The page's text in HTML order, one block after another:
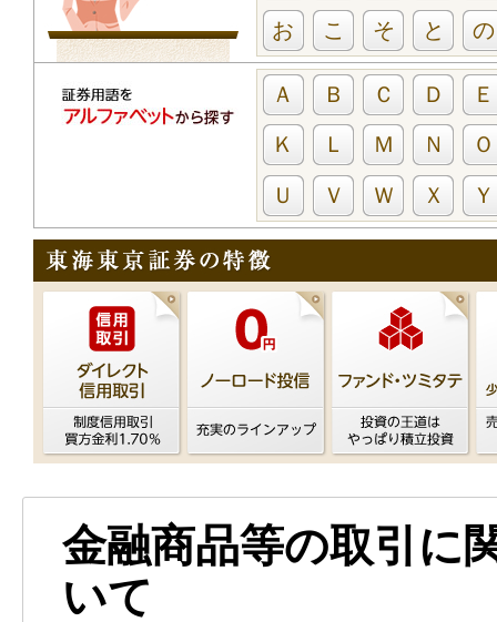
お こ そ と の
Ａ Ｂ Ｃ Ｄ Ｅ
Ｋ Ｌ Ｍ Ｎ Ｏ
Ｕ Ｖ Ｗ Ｘ Ｙ
金融商品等の取引に
いて